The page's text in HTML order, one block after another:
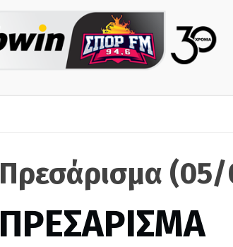
Πρεσάρισμα
ΠΡΕΣΑΡΙΣΜΑ